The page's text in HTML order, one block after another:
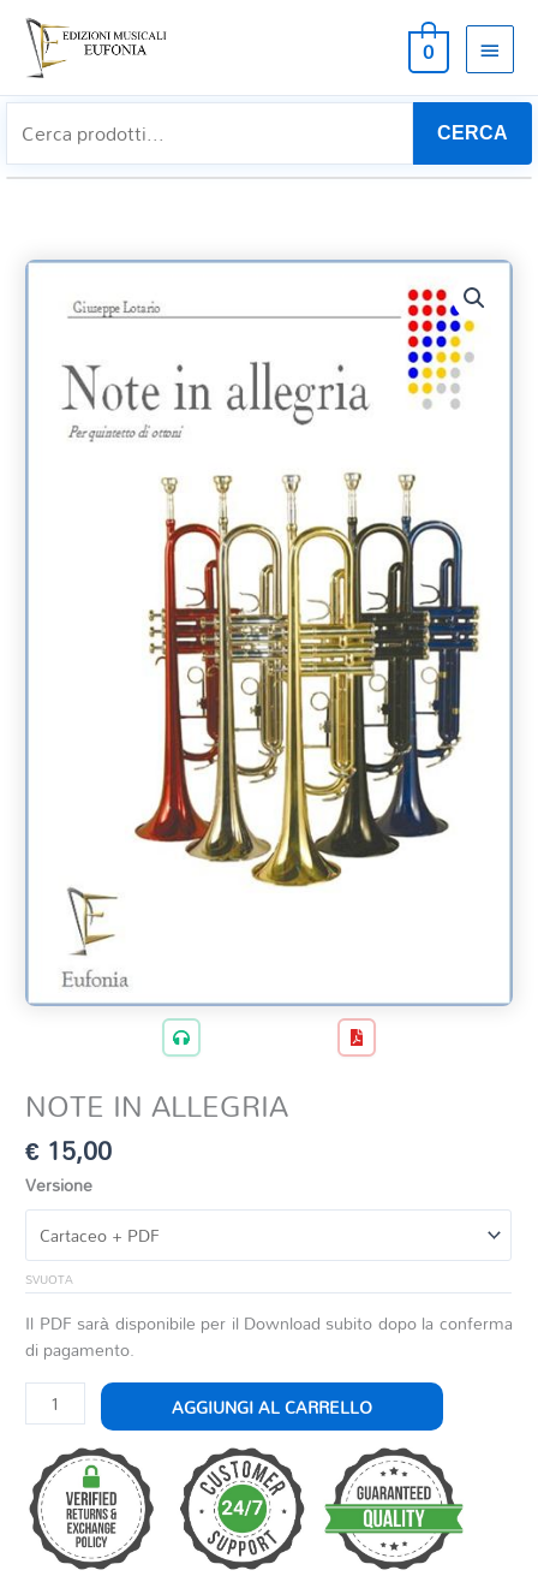
0
CERCA
NOTE IN ALLEGRIA
€ 15,00
Versione
SVUOTA
Il PDF sarà disponibile per il Download subito dopo la conferma
di pagamento.
NOTE
IN
ALLEGRIA
quantità
AGGIUNGI AL CARRELLO